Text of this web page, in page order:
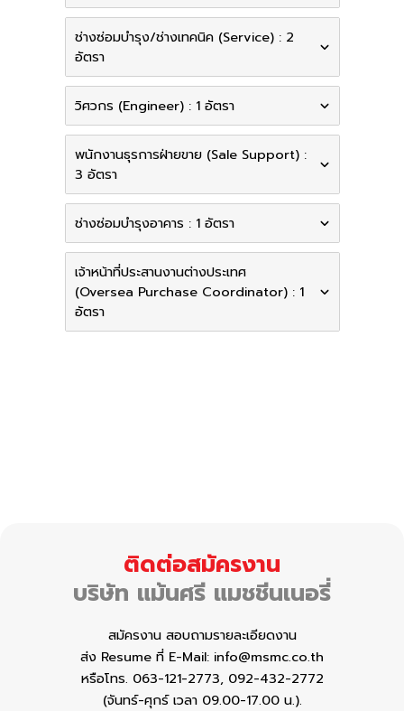
ช่างซ่อมบำรุง/ช่างเทคนิค (Service) : 2
อัตรา
วิศวกร (Engineer) : 1 อัตรา
พนักงานธุรการฝ่ายขาย (Sale Support) :
3 อัตรา
ช่างซ่อมบำรุงอาคาร : 1 อัตรา
เจ้าหน้าที่ประสานงานต่างประเทศ
(Oversea Purchase Coordinator) : 1
อัตรา
ติดต่อสมัครงาน
บริษัท แม้นศรี แมชชีนเนอรี่
สมัครงาน สอบถามรายละเอียดงาน
ส่ง Resume ที่ E-Mail: info@msmc.co.th
หรือโทร. 063-121-2773, 092-432-2772
(จันทร์-ศุกร์ เวลา 09.00-17.00 น.).